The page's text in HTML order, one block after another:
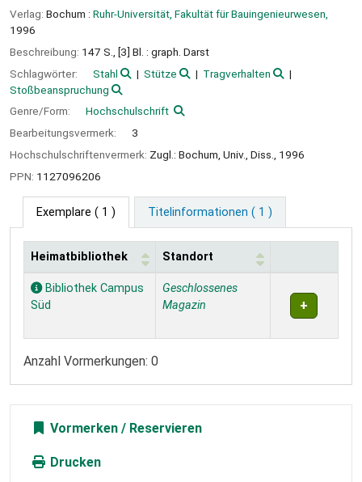
Verlag: Bochum : Ruhr-Universität, Fakultät für Bauingenieurwesen,
1996
Beschreibung: 147 S., [3] Bl. : graph. Darst
Schlagwörter:
Stahl Stütze
Tragverhalten
Stoßbeanspruchung
Genre/Form:
Hochschulschrift
Bearbeitungsvermerk:
3
Hochschulschriftenvermerk: Zugl.: Bochum, Univ., Diss., 1996
PPN: 1127096206
Exemplare ( 1 ) Titelinformationen ( 1 )
Exemplare
Heimatbibliothek Standort
Bibliothek Campus
Süd
Geschlossenes
Magazin
Anzahl Vormerkungen: 0
Vormerken
Drucken